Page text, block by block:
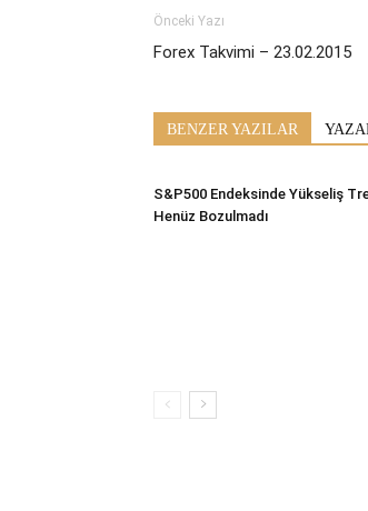
Önceki Yazı
Forex Takvimi – 23.02.2015
BENZER YAZILAR
S&P500 Endeksinde Yükseliş
Henüz Bozulmadı